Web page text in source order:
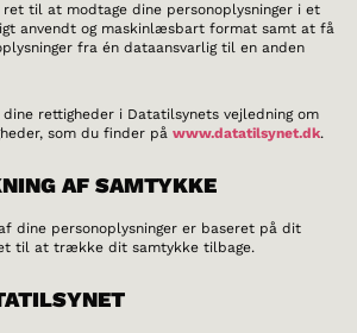
til at modtage dine personoplysninger i et
anvendt og maskinlæsbart format samt at få
fra én dataansvarlig til en anden
rettigheder i Datatilsynets vejledning om
som du finder på www.datatilsynet.dk.
AF SAMTYKKE
dine personoplysninger er baseret på dit
til at trække dit samtykke tilbage.